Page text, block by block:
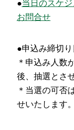
●当日のスケ
お問合せ
●申込み締切り
＊申込み人数
後、抽選とさ
＊当選の可否
せいたします。